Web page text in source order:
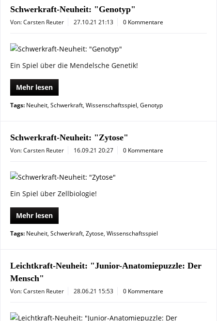
Schwerkraft-Neuheit: "Genotyp"
Von: Carsten Reuter 27.10.21 21:13 0 Kommentare
Ein Spiel über die Mendelsche Genetik!
Mehr lesen
Tags: Neuheit, Schwerkraft, Wissenschaftsspiel, Genotyp
Schwerkraft-Neuheit: "Zytose"
Von: Carsten Reuter 16.09.21 20:27 0 Kommentare
Ein Spiel über Zellbiologie!
Mehr lesen
Tags: Neuheit, Schwerkraft, Zytose, Wissenschaftsspiel
Leichtkraft-Neuheit: "Junior-Anatomiepuzzle: Der
Mensch"
Von: Carsten Reuter 28.06.21 15:53 0 Kommentare